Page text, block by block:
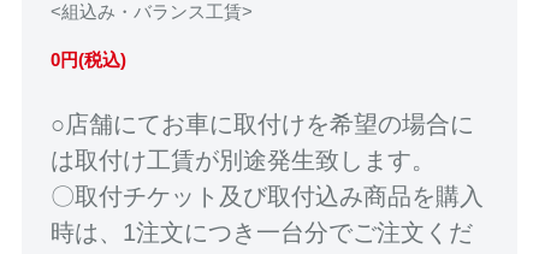
<組込み・バランス工賃>
0円(税込)
○店舗にてお車に取付けを希望の場合に
は取付け工賃が別途発生致します。
〇取付チケット及び取付込み商品を購入
時は、1注文につき一台分でご注文くだ